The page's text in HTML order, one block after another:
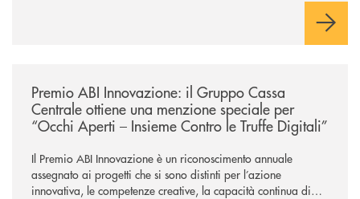
Premio ABI Innovazione: il Gruppo Cassa
Centrale ottiene una menzione speciale per
“Occhi Aperti – Insieme Contro le Truffe Digitali”
Il Premio ABI Innovazione è un riconoscimento annuale
assegnato ai progetti che si sono distinti per l’azione
innovativa, le competenze creative, la capacità continua di